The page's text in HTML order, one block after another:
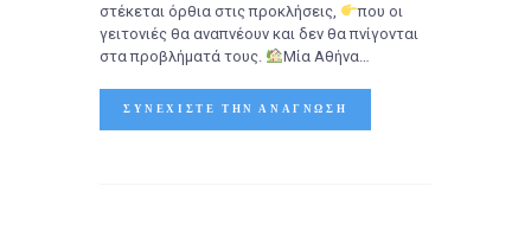
στέκεται όρθια στις προκλήσεις,
που οι
γειτονιές θα αναπνέουν και δεν θα πνίγονται
στα προβλήματά τους.
Μία Αθήνα…
ΣΥΝΕΧΊΣΤΕ ΤΗΝ ΑΝΆΓΝΩΣΗ